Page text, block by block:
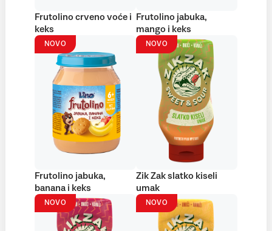
Frutolino crveno voće i
keks
Frutolino jabuka,
mango i keks
NOVO
Frutolino jabuka,
banana i keks
NOVO
Zik Zak slatko kiseli
umak
NOVO NOVO